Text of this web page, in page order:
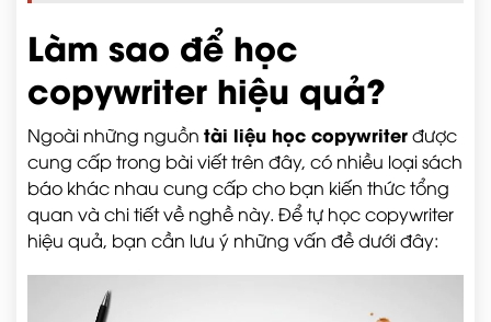
Làm sao để học
copywriter hiệu quả?
Ngoài những nguồn tài liệu học copywriterđược
cung cấp trong bài viết trên đây, có nhiều loại sách
báo khác nhau cung cấp cho bạn kiến thức tổng
quan và chi tiết về nghề này. Để tự học copywriter
hiệu quả, bạn cần lưu ý những vấn đề dưới đây: